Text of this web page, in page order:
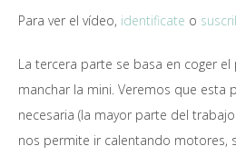
Para ver el vídeo, identificate o
La tercera parte se basa en coger
manchar la mini. Veremos que esta
necesaria (la mayor parte del
nos permite ir calentando motores,